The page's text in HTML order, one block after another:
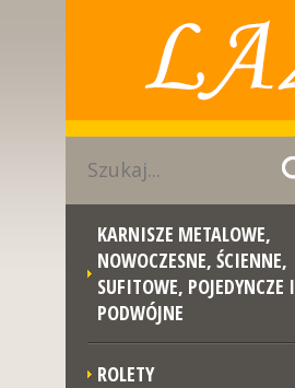
KARNISZE METALOWE,
NOWOCZESNE, ŚCIENNE,
SUFITOWE, POJEDYNCZE I
PODWÓJNE
ROLETY